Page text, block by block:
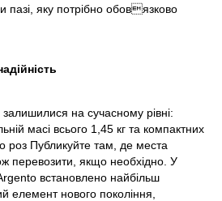
пазі, яку потрібно обовязково
залишилися на сучасному рівні:
масі всього 1,45 кг та компактних
роз Публикуйте там, де места
перевозити, якщо необхідно. У
встановлено найбільш
елемент нового покоління,